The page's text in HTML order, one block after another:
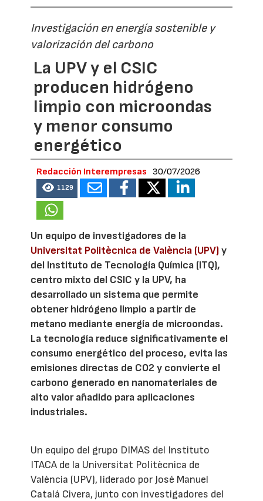
Investigación en energía sostenible y
valorización del carbono
La UPV y el CSIC
producen hidrógeno
limpio con microondas
y menor consumo
energético
Redacción Interempresas 30/07/2026
1129
Un equipo de investigadores de la
Universitat Politècnica de València (UPV)y
del Instituto de Tecnología Química (ITQ),
centro mixto del CSIC y la UPV, ha
desarrollado un sistema que permite
obtener hidrógeno limpio a partir de
metano mediante energía de microondas.
La tecnología reduce significativamente el
consumo energético del proceso, evita las
emisiones directas de CO2 y convierte el
carbono generado en nanomateriales de
alto valor añadido para aplicaciones
industriales.
Un equipo del grupo DIMAS del Instituto
ITACA de la Universitat Politècnica de
València (UPV), liderado por José Manuel
Catalá Civera, junto con investigadores del